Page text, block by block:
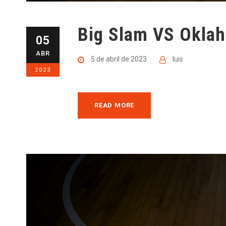
05
ABR
2023
Big Slam VS
5 de abril de 2023 luis
READ MORE